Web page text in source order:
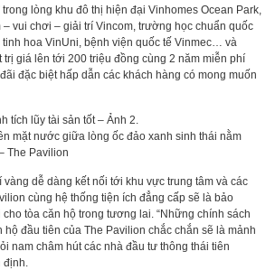
trong lòng khu đô thị hiện đại Vinhomes Ocean Park,
vui chơi – giải trí Vincom, trường học chuẩn quốc
tinh hoa VinUni, bệnh viện quốc tế Vinmec… và
trị giá lên tới 200 triệu đồng cùng 2 năm miễn phí
đặc biệt hấp dẫn các khách hàng có mong muốn
tích lũy tài sản tốt – Ảnh 2.
mặt nước giữa lòng ốc đảo xanh sinh thái nằm
The Pavilion
dễ dàng kết nối tới khu vực trung tâm và các
cùng hệ thống tiện ích đẳng cấp sẽ là bảo
tòa căn hộ trong tương lai. “Những chính sách
đầu tiên của The Pavilion chắc chắn sẽ là mảnh
nam châm hút các nhà đầu tư thông thái tiên
định.